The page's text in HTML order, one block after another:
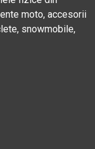
moto, accesorii
snowmobile,